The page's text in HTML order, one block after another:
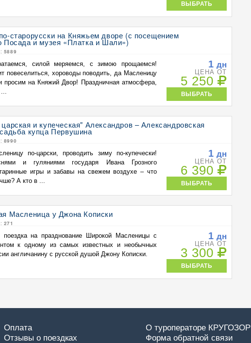
ВЫБРАТЬ
старорусски на Княжьем дворе (с посещением
Посада и музея «Платка и Шали»)
5889
силой меряемся, с зимою прощаемся!
повеселиться, хороводы поводить, да Масленицу
просим на Княжий Двор! Праздничная атмосфера,
...
1дн
ЦЕНА ОТ
5 250
ВЫБРАТЬ
и купеческая" Александров – Александровская
купца Первушина
8990
по-царски, проводить зиму по-купечески!
и гуляниями государя Ивана Грозного
игры и забавы на свежем воздухе – что
А кто в ...
1дн
ЦЕНА ОТ
6 390
ВЫБРАТЬ
Масленица у Джона Кописки
271
поездка на празднование Широкой Масленицы с
к одному из самых известных и необычных
англичанину с русской душой Джону Кописки.
1дн
ЦЕНА ОТ
3 300
ВЫБРАТЬ
Оплата
Отзывы о поездках
О туроператоре КРУГОЗОР
Форма обратной связи